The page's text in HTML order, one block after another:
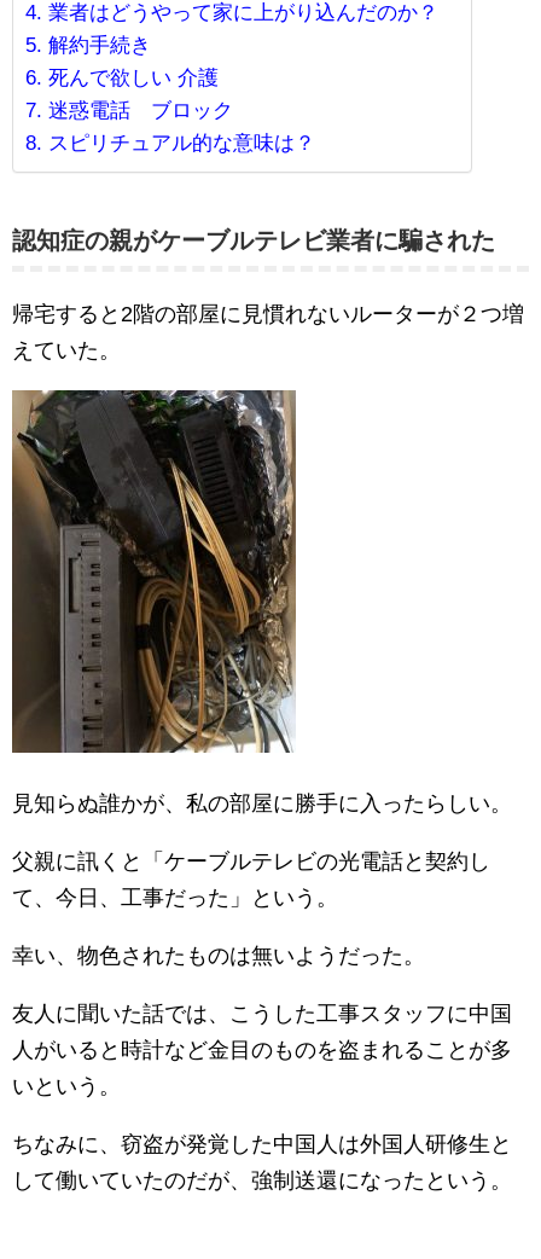
業者はどうやって家に上がり込んだのか？
解約手続き
死んで欲しい 介護
迷惑電話 ブロック
スピリチュアル的な意味は？
認知症の親がケーブルテレビ業者に騙された
帰宅すると2階の部屋に見慣れないルーターが２つ増
えていた。
見知らぬ誰かが、私の部屋に勝手に入ったらしい。
父親に訊くと「ケーブルテレビの光電話と契約し
て、今日、工事だった」という。
幸い、物色されたものは無いようだった。
友人に聞いた話では、こうした工事スタッフに中国
人がいると時計など金目のものを盗まれることが多
いという。
ちなみに、窃盗が発覚した中国人は外国人研修生と
して働いていたのだが、強制送還になったという。